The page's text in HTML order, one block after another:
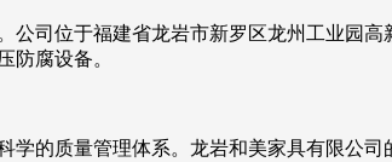
司位于福建省龙岩市新罗区龙州工业园
防腐设备。
的质量管理体系。龙岩和美家具有限公司